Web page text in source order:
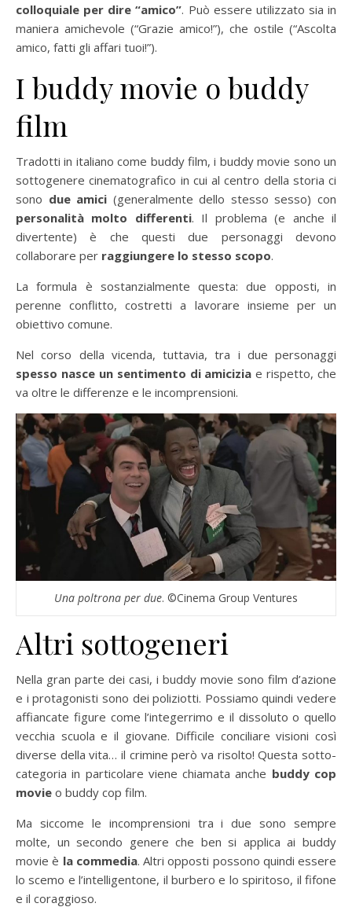
colloquiale per dire “amico”. Può essere utilizzato sia in
maniera amichevole (“Grazie amico!”), che ostile (“Ascolta
amico, fatti gli affari tuoi!”).
I buddy movie o buddy
film
Tradotti in italiano come buddy film, i buddy movie sono un
sottogenere cinematografico in cui al centro della storia ci
sono due amici (generalmente dello stesso sesso) con
personalità molto differenti. Il problema (e anche il
divertente) è che questi due personaggi devono
collaborare per raggiungere lo stesso scopo.
La formula è sostanzialmente questa: due opposti, in
perenne conflitto, costretti a lavorare insieme per un
obiettivo comune.
Nel corso della vicenda, tuttavia, tra i due personaggi
spesso nasce un sentimento di amicizia e rispetto, che
va oltre le differenze e le incomprensioni.
Una poltrona per due. ©Cinema Group Ventures
Altri sottogeneri
Nella gran parte dei casi, i buddy movie sono film d’azione
e i protagonisti sono dei poliziotti. Possiamo quindi vedere
affiancate figure come l’integerrimo e il dissoluto o quello
vecchia scuola e il giovane. Difficile conciliare visioni così
diverse della vita… il crimine però va risolto! Questa sotto-
categoria in particolare viene chiamata anche buddy cop
movie o buddy cop film.
Ma siccome le incomprensioni tra i due sono sempre
molte, un secondo genere che ben si applica ai buddy
movie è la commedia. Altri opposti possono quindi essere
lo scemo e l’intelligentone, il burbero e lo spiritoso, il fifone
e il coraggioso.